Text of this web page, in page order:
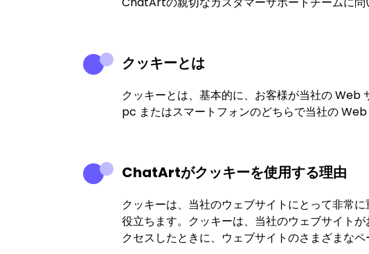
クッキーとは
クッキーとは、基本的に、お客様が当社の Web
pc またはスマートフォンのどちらで当社の
ChatArtがクッキーを使用する理由
クッキーは、当社のウェブサイトにとって非常
役立ちます。クッキーは、当社のウェブサイト
クセスしたときに、ウェブサイトのさまざまな